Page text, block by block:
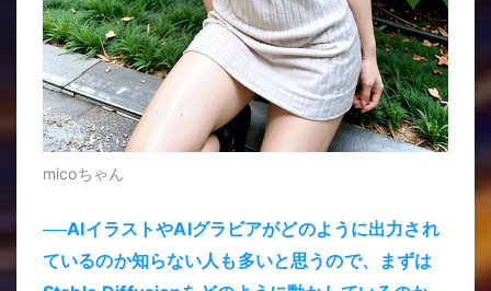
micoちゃん
──AIイラストやAIグラビアがどのように出力され
ているのか知らない人も多いと思うので、まずは